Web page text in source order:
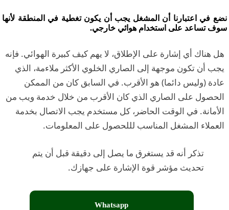
نضع في اعتبارنا أن المشغل يجب أن يكون تغطية في المنطقة لأنها
سوف تساعد على استخدام هوائي خارجي.
هل هناك أي إشارة على الإطلاق، لا يهم كيف كبيرة الهوائي. فإنه
يجب أن تكون موجهة إلى الصاري الخلوي الأكثر ملاءمة، الذي
عادة (وليس دائما) هو الأقرب. في السابق كان من الممكن
الحصول على الصاري الذي كان الأقرب من خلال خدمة ويب من
الأمانة. في الوقت الحاضر، كل مستخدم يجب الاتصال بخدمة
العملاء المشغل المناسب لللحصول على المعلومات.
تذكر أنه قد يستغرق ما يصل إلى دقيقة قبل أن يتم
تحديث مؤشر قوة الإشارة على جهازك.
Whatsapp